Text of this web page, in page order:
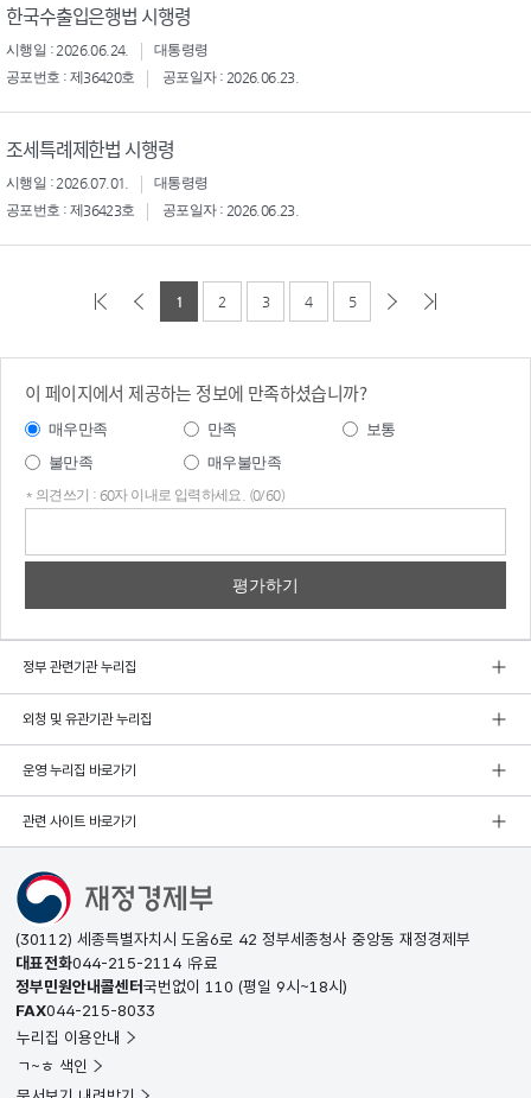
한국수출입은행법 시행령
시행일 : 2026.06.24.
대통령령
공포번호 : 제36420호
공포일자 : 2026.06.23.
조세특례제한법 시행령
시행일 : 2026.07.01.
대통령령
공포번호 : 제36423호
공포일자 : 2026.06.23.
1 2 3 4 5
이 페이지에서 제공하는 정보에 만족하셨습니까?
매우만족 만족
보통
불만족
매우불만족
* 의견쓰기 : 60자 이내로 입력하세요. (0/60)
정부 관련기관 누리집
외청 및 유관기관 누리집
운영 누리집 바로가기
관련 사이트 바로가기
(30112) 세종특별자치시 도움6로 42 정부세종청사 중앙동 재정경제부
대표전화044-215-2114 유료
정부민원안내콜센터국번없이 110 (평일 9시~18시)
FAX044-215-8033
누리집 이용안내
ㄱ~ㅎ 색인